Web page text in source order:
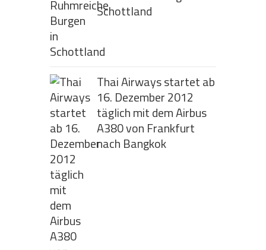
Schottland
Thai Airways startet ab
16. Dezember 2012
täglich mit dem Airbus
A380 von Frankfurt
nach Bangkok